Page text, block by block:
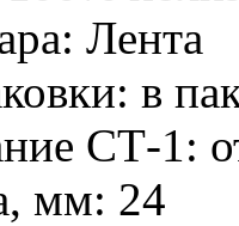
Лента
в
СТ-1:
мм: 24